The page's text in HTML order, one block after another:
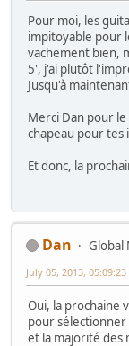
Pour moi, les
impitoyable pour
vachement bien,
5', j'ai plutôt
Jusqu'à
Merci Dan pour
chapeau pour tes
Et donc, la
Dan
Global
July 05, 2013, 05:09:23
Oui, la prochaine
pour sélectionner
et la majorité des